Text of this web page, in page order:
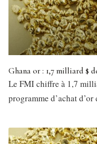
Ghana or : 1,7 milliard $
Le FMI chiffre à 1,7
programme d’achat